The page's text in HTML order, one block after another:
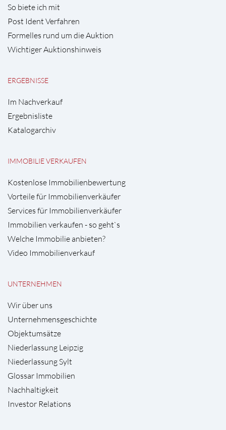
So biete ich mit
Post Ident Verfahren
Formelles rund um die Auktion
Wichtiger Auktionshinweis
ERGEBNISSE
Im Nachverkauf
Ergebnisliste
Katalogarchiv
IMMOBILIE VERKAUFEN
Kostenlose Immobilienbewertung
Vorteile für Immobilienverkäufer
Services für Immobilienverkäufer
Immobilien verkaufen - so geht`s
Welche Immobilie anbieten?
Video Immobilienverkauf
UNTERNEHMEN
Wir über uns
Unternehmensgeschichte
Objektumsätze
Niederlassung Leipzig
Niederlassung Sylt
Glossar Immobilien
Nachhaltigkeit
Investor Relations